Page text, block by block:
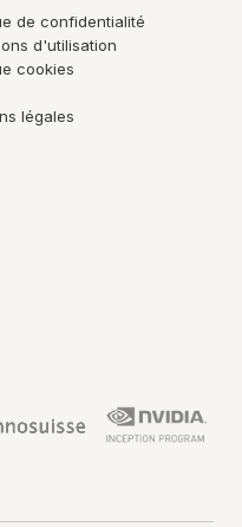
de confidentialité
d'utilisation
cookies
légales